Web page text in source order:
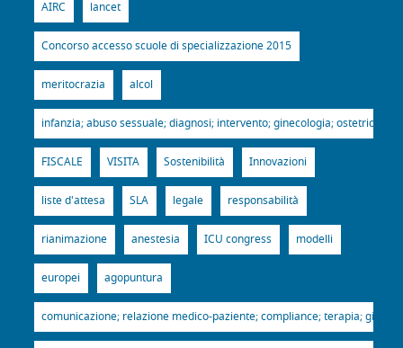
AIRC lancet
Concorso accesso scuole di specializzazione 2015
meritocrazia alcol
infanzia; abuso sessuale; diagnosi; intervento; ginecologia; ostetricia;
FISCALE VISITA Sostenibilità Innovazioni
liste d'attesa SLA legale responsabilità
rianimazione anestesia ICU congress modelli
europei agopuntura
comunicazione; relazione medico-paziente; compliance; terapia;